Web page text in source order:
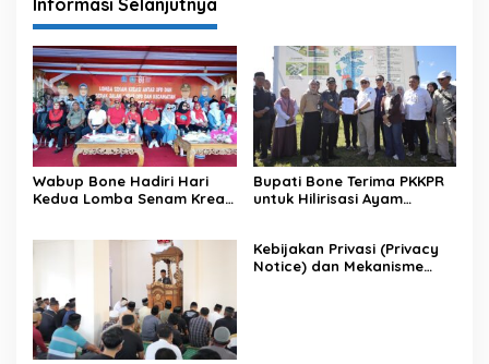
Informasi Selanjutnya
Wabup Bone Hadiri Hari
Kedua Lomba Senam Kreasi
Bupati Bone Terima PKKPR
untuk Hilirisasi Ayam
Kebijakan Privasi (Privacy
Notice) dan Mekanisme